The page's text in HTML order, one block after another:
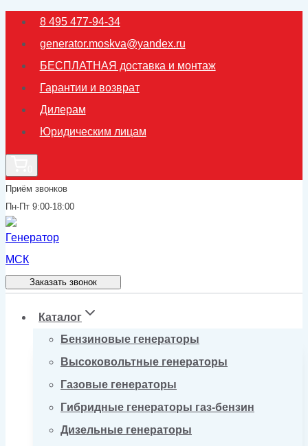
Перейти
содержимому
8 495 477-94-34
generator.moskva@yandex.ru
БЕСПЛАТНАЯ доставка и монтаж
Гарантии и возврат
Дилерам
Юридическим лицам
Приём звонков
Пн-Пт 9:00-18:00
Заказать звонок
Каталог
Бензиновые генераторы
Высоковольтные генераторы
Газовые генераторы
Гибридные генераторы газ-бензин
Дизельные генераторы